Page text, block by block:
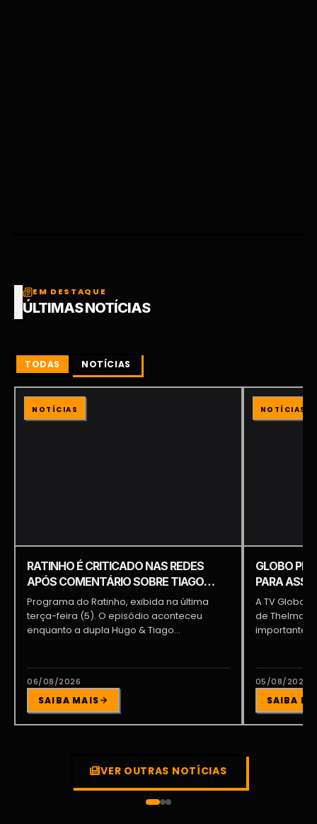
EM DESTAQUE
ÚLTIMAS NOTÍCIAS
TODAS NOTÍCIAS
NOTÍCIAS
RATINHO É CRITICADO NAS REDES
APÓS COMENTÁRIO SOBRE TIAGO
PIQUILO DURANTE PROGRAMA
Programa do Ratinho, exibida na última
terça-feira (5). O episódio aconteceu
enquanto a dupla Hugo & Tiago
06/08/2026
SAIBA MAIS
NOTÍCIAS
GLOBO
PARA
BRAGA E
A TV Globo
de Thelma
importante
05/08/2026
SAIBA
VER OUTRAS NOTÍCIAS